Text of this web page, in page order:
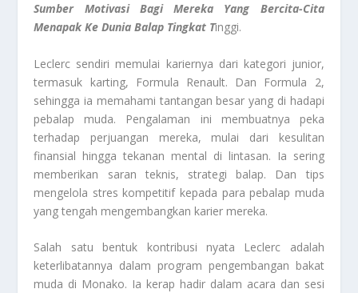
Sumber Motivasi Bagi Mereka Yang Bercita-Cita
Menapak Ke Dunia Balap Tingkat Tinggi.
Leclerc sendiri memulai kariernya dari kategori junior,
termasuk karting, Formula Renault. Dan Formula 2,
sehingga ia memahami tantangan besar yang di hadapi
pebalap muda. Pengalaman ini membuatnya peka
terhadap perjuangan mereka, mulai dari kesulitan
finansial hingga tekanan mental di lintasan. Ia sering
memberikan saran teknis, strategi balap. Dan tips
mengelola stres kompetitif kepada para pebalap muda
yang tengah mengembangkan karier mereka.
Salah satu bentuk kontribusi nyata Leclerc adalah
keterlibatannya dalam program pengembangan bakat
muda di Monako. Ia kerap hadir dalam acara dan sesi